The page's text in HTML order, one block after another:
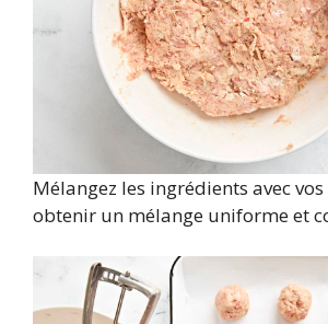
Mélangez les ingrédients avec
obtenir un mélange uniforme et